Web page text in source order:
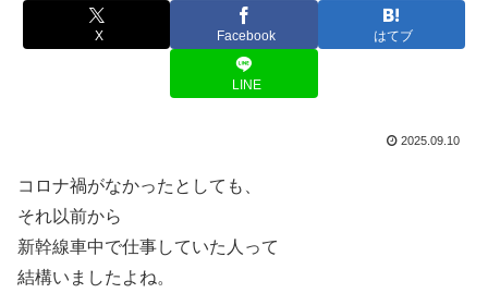
X Facebook はてブ
LINE
2025.09.10
コロナ禍がなかったとしても、
それ以前から
新幹線車中で仕事していた人って
結構いましたよね。